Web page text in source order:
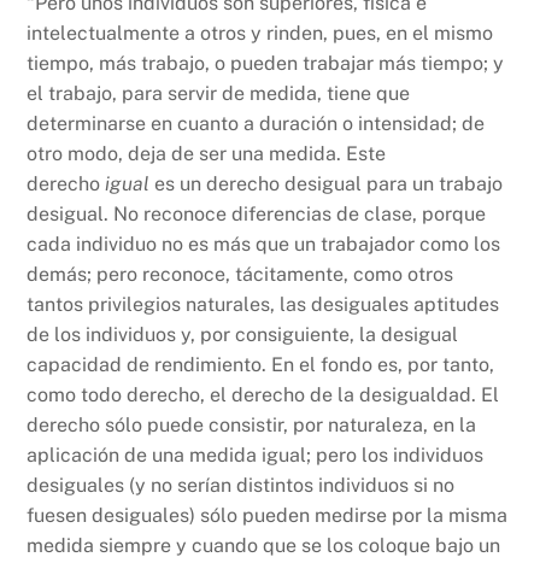
intelectualmente a otros y rinden, pues, en el mismo
tiempo, más trabajo, o pueden trabajar más tiempo; y
el trabajo, para servir de medida, tiene que
determinarse en cuanto a duración o intensidad; de
otro modo, deja de ser una medida. Este
derechoigual es un derecho desigual para un trabajo
desigual. No reconoce diferencias de clase, porque
cada individuo no es más que un trabajador como los
demás; pero reconoce, tácitamente, como otros
tantos privilegios naturales, las desiguales aptitudes
de los individuos y, por consiguiente, la desigual
capacidad de rendimiento. En el fondo es, por tanto,
como todo derecho, el derecho de la desigualdad. El
derecho sólo puede consistir, por naturaleza, en la
aplicación de una medida igual; pero los individuos
desiguales (y no serían distintos individuos si no
fuesen desiguales) sólo pueden medirse por la misma
medida siempre y cuando que se los coloque bajo un